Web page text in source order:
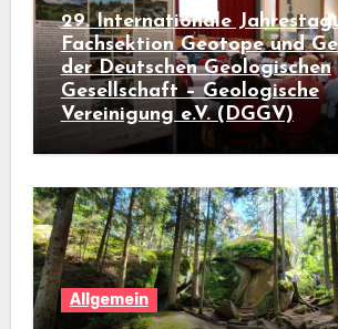
29. Internationale
Fachsektion Geotope und
der Deutschen Geologischen
Gesellschaft – Geologische
Vereinigung e.V. (DGGV)
Allgemein